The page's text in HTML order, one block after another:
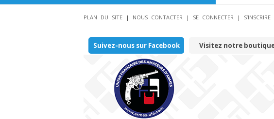
PLAN DU SITE | NOUS CONTACTER | SE CONNECTER | S’INSCRIRE
Suivez-nous sur Facebook Visitez notre